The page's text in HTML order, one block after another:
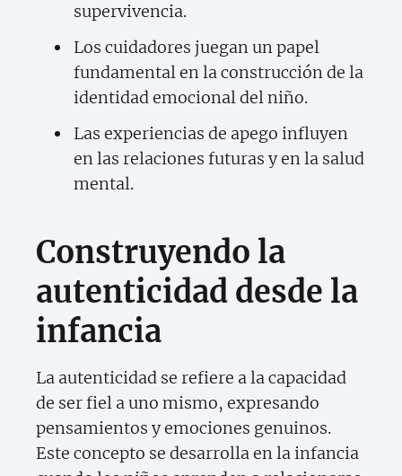
supervivencia.
Los cuidadores juegan un papel
fundamental en la construcción de la
identidad emocional del niño.
Las experiencias de apego influyen
en las relaciones futuras y en la salud
mental.
Construyendo la
autenticidad desde la
infancia
La autenticidad se refiere a la capacidad
de ser fiel a uno mismo, expresando
pensamientos y emociones genuinos.
Este concepto se desarrolla en la infancia